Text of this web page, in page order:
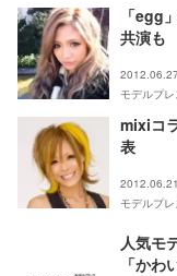
「egg
共演も
モデルプレ
mixiコ
表
モデルプレ
人気モ
「かわ